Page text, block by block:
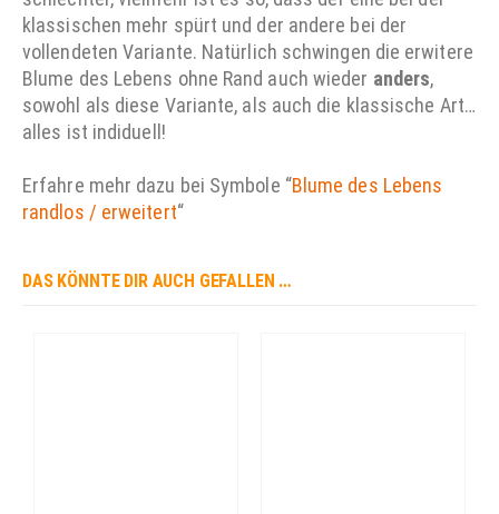
klassischen mehr spürt und der andere bei der
vollendeten Variante. Natürlich schwingen die erwitere
Blume des Lebens ohne Rand auch wieder anders,
sowohl als diese Variante, als auch die klassische Art…
alles ist indiduell!
Erfahre mehr dazu bei Symbole “Blume des Lebens
randlos / erweitert“
DAS KÖNNTE DIR AUCH GEFALLEN …